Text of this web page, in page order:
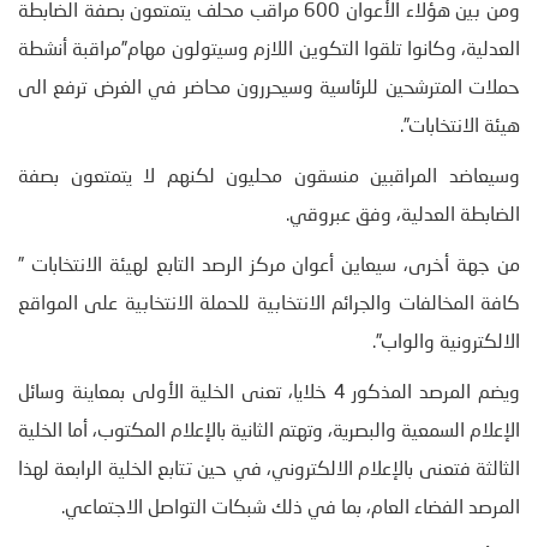
ومن بين هؤلاء الأعوان 600 مراقب محلف يتمتعون بصفة الضابطة
العدلية، وكانوا تلقوا التكوين اللازم وسيتولون مهام”مراقبة أنشطة
حملات المترشحين للرئاسية وسيحررون محاضر في الغرض ترفع الى
هيئة الانتخابات”.
وسيعاضد المراقبين منسقون محليون لكنهم لا يتمتعون بصفة
الضابطة العدلية، وفق عبروقي.
من جهة أخرى، سيعاين أعوان مركز الرصد التابع لهيئة الانتخابات ”
كافة المخالفات والجرائم الانتخابية للحملة الانتخابية على المواقع
الالكترونية والواب”.
ويضم المرصد المذكور 4 خلايا، تعنى الخلية الأولى بمعاينة وسائل
الإعلام السمعية والبصرية، وتهتم الثانية بالإعلام المكتوب، أما الخلية
الثالثة فتعنى بالإعلام الالكتروني، في حين تتابع الخلية الرابعة لهذا
المرصد الفضاء العام، بما في ذلك شبكات التواصل الاجتماعي.